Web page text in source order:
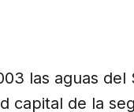
las aguas
capital de la